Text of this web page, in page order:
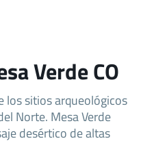
Verde CO
los sitios arqueológicos
Norte. Mesa Verde
desértico de altas